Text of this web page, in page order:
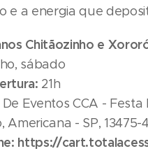
e a energia que
Chitãozinho e
sábado
21h
Eventos CCA -
Americana - SP, 13475-
https://